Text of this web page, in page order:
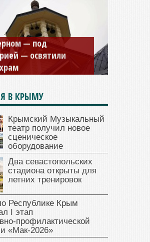
монастырь Косьмы
в Крыму вновь
посещения
В КРЫМУ
Крымский Музыкальный
театр получил новое
сценическое
оборудование
Два севастопольских
стадиона открыты для
летних тренировок
Республике Крым
I этап
«Мак‑2026»